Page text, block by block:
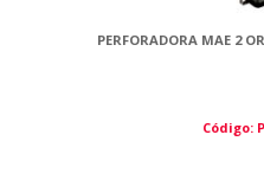
PERFORADORA MAE 2
Código: